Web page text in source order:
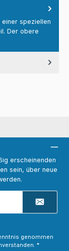
einer speziellen
Der obere
erscheinenden
sein, über neue
genommen
*